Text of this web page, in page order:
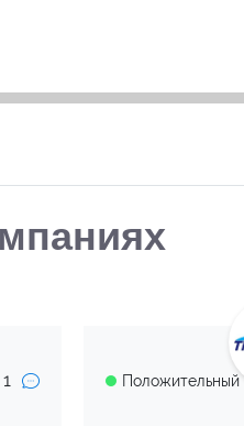
1 Положительный